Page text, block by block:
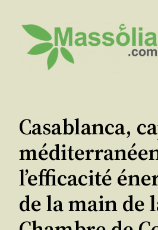
contenu
Casablanca,
l’efficacité
de la main de